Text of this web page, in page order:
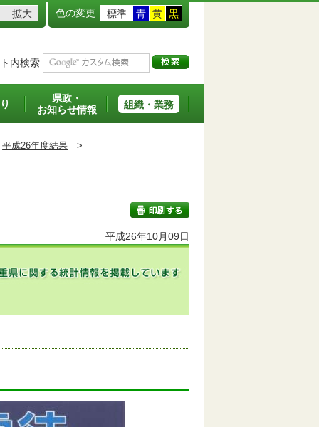
拡大 色の変更 標準 青 黄 黒
内検索
県政・
お知らせ情報
組織・業務
平成26年度結果 >
印刷する
平成26年10月09日